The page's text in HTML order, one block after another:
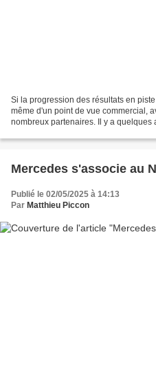
Si la progression des résultats en
même d'un point de vue commercial,
nombreux partenaires. Il y a quelques
Mercedes s'associe au
Publié le 02/05/2025 à 14:13
Par Matthieu Piccon